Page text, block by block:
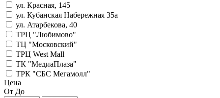
ул. Красная, 145
ул. Кубанская Набережная 35а
ул. Атарбекова, 40
ТРЦ "Любимово"
ТЦ "Московский"
ТРЦ West Mall
ТК "МедиаПлаза"
ТРК "СБС Мегамолл"
Цена
От До